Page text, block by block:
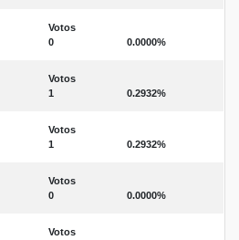
Votos
0
0.0000%
Votos
1
0.2932%
Votos
1
0.2932%
Votos
0
0.0000%
Votos